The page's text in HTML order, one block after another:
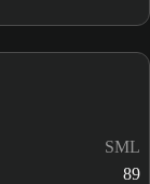
SML
89